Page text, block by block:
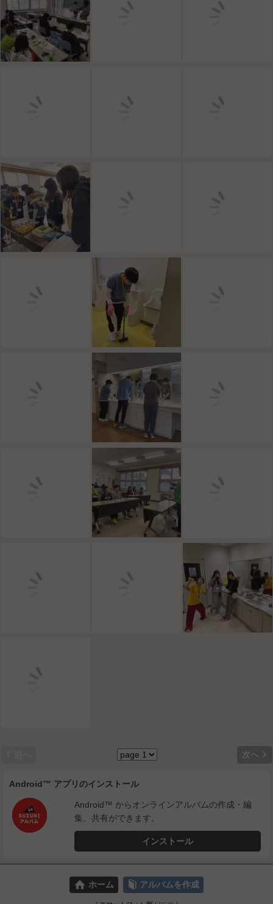
次へ 
Android™ アプリのインストール
Android™ からオンラインアルバムの作成・編
集、共有ができます。
インストール
⌂ ホーム 📕 アルバムを作成